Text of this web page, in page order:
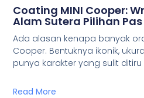
Coating MINI Cooper:
Alam Sutera Pilihan Pas
Ada alasan kenapa banyak
Cooper. Bentuknya ikonik,
punya karakter yang sulit ditiru
Read More